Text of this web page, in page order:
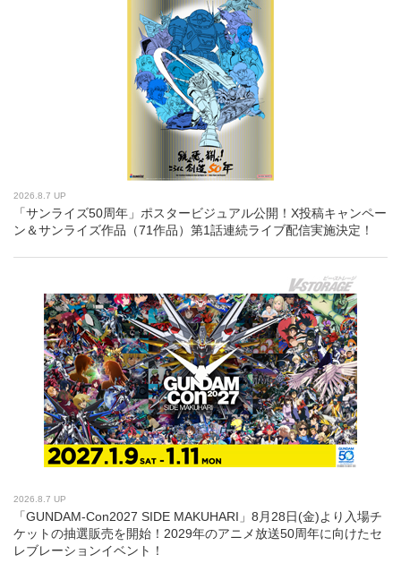
2026.8.7 UP
「サンライズ50周年」ポスタービジュアル公開！X投稿キャンペー
ン＆サンライズ作品（71作品）第1話連続ライブ配信実施決定！
2026.8.7 UP
「GUNDAM-Con2027 SIDE MAKUHARI」8月28日(金)より入場チ
ケットの抽選販売を開始！2029年のアニメ放送50周年に向けたセ
レブレーションイベント！